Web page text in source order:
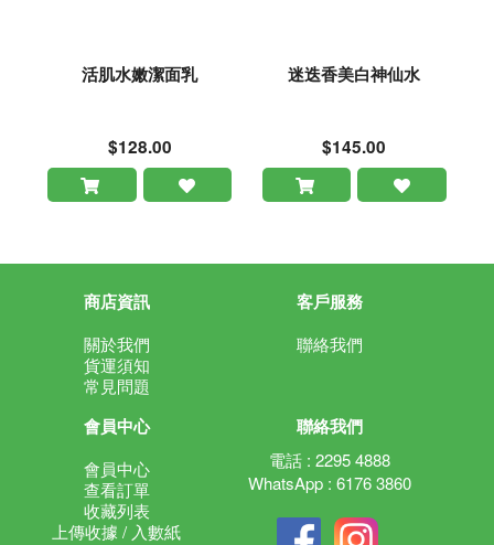
活肌水嫩潔面乳
$128.00
迷迭香美白神仙水
$145.00
商店資訊
關於我們
貨運須知
常見問題
客戶服務
聯絡我們
會員中心
會員中心
查看訂單
收藏列表
上傳收據 / 入數紙
聯絡我們
電話 : 2295 4888
WhatsApp : 6176 3860